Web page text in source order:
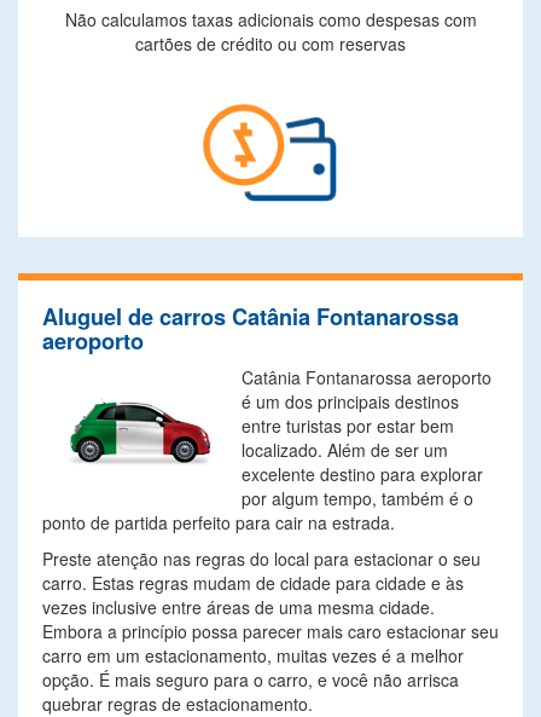
Não calculamos taxas adicionais como despesas com
cartões de crédito ou com reservas
Aluguel de carros Catânia Fontanarossa
aeroporto
Catânia Fontanarossa aeroporto
é um dos principais destinos
entre turistas por estar bem
localizado. Além de ser um
excelente destino para explorar
por algum tempo, também é o
ponto de partida perfeito para cair na estrada.
Preste atenção nas regras do local para estacionar o seu
carro. Estas regras mudam de cidade para cidade e às
vezes inclusive entre áreas de uma mesma cidade.
Embora a princípio possa parecer mais caro estacionar seu
carro em um estacionamento, muitas vezes é a melhor
opção. É mais seguro para o carro, e você não arrisca
quebrar regras de estacionamento.